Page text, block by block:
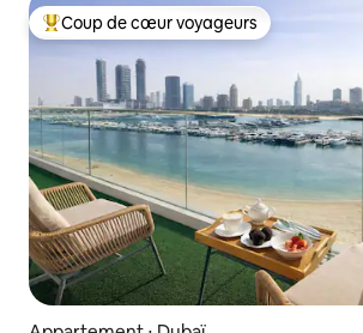
Coups de cœur voyageurs les plus
Coup de cœur voyageurs